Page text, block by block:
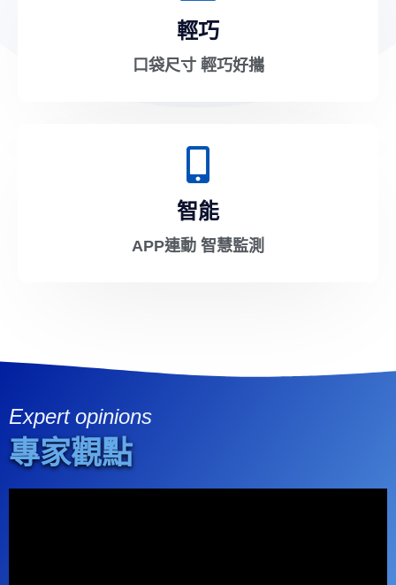
輕巧
口袋尺寸 輕巧好攜
智能
APP連動 智慧監測
Expert opinions
專家觀點